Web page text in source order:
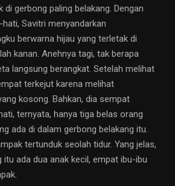
di gerbong paling belakang. Dengan
Savitri menyandarkan
berwarna hijau yang terletak di
kanan. Anehnya tagi, tak berapa
langsung berangkat. Setelah melihat
terkejut karena melihat
kosong. Bahkan, dia sempat
ternyata, hanya tiga belas orang
ada di dalam gerbong belakang itu.
tertunduk seolah tidur. Yang jelas,
itu ada dua anak kecil, empat ibu-ibu